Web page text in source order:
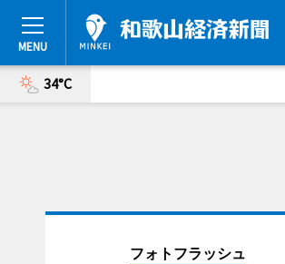
34°C
フォトフラッシュ